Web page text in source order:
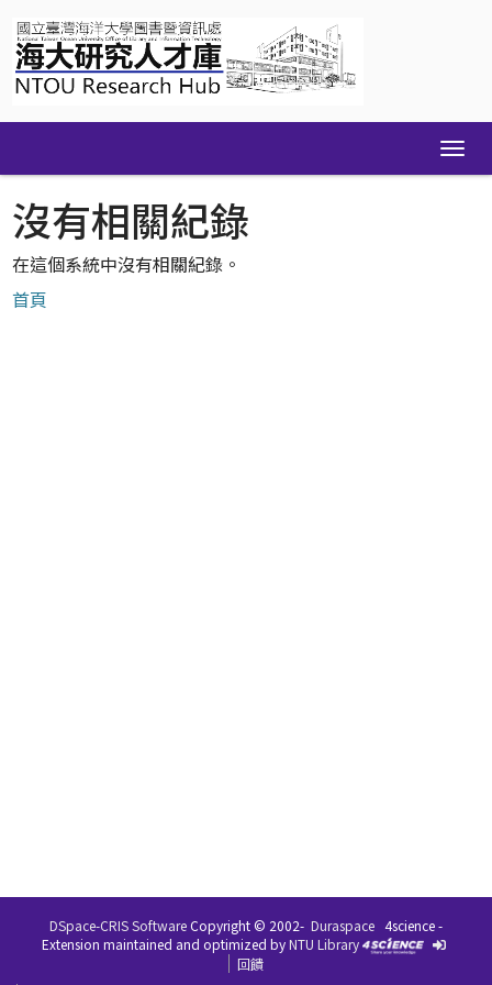
navigation
沒有相關紀錄
在這個系統中沒有相關紀錄。
首頁
DSpace-CRIS SoftwareCopyright © 2002- Duraspace 4science -
Extension maintained and optimized byNTU Library
回饋